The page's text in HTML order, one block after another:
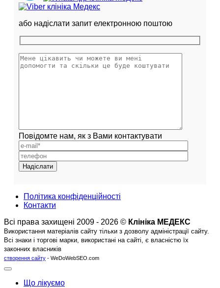
або надіслати запит електронною поштою
Повідомте нам, як з Вами контактувати
Політика конфіденційності
Контакти
Всі права захищені 2009 - 2026 © Клініка МЕДЕКС
Використання матеріалів сайту тільки з дозволу адміністрації сайту.
Всі знаки і торгові марки, використані на сайті, є власністю їх
законних власників
створення сайту - WeDoWebSEO.com
Що лікуємо